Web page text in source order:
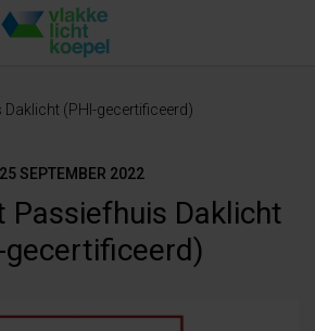
(PHI-gecertificeerd)
25 SEPTEMBER 2022
Passiefhuis Daklicht
gecertificeerd)